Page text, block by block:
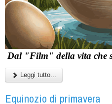
Dal "Film" della vita che
Leggi tutto...
Equinozio di primavera